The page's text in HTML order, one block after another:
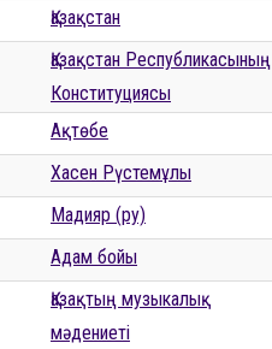
Қазақстан
Қазақстан Республикасының
Конституциясы
Ақтөбе
Хасен Рүстемұлы
Мадияр (ру)
Адам бойы
Қазақтың музыкалық
мәдениеті